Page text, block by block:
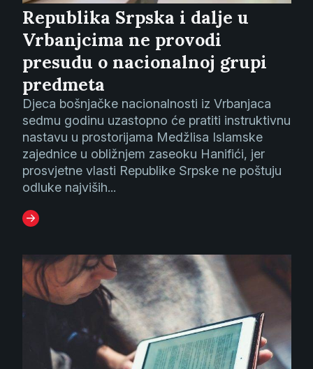
Republika Srpska i dalje u
Vrbanjcima ne provodi
presudu o nacionalnoj grupi
predmeta
Djeca bošnjačke nacionalnosti iz Vrbanjaca
sedmu godinu uzastopno će pratiti instruktivnu
nastavu u prostorijama Medžlisa Islamske
zajednice u obližnjem zaseoku Hanifići, jer
prosvjetne vlasti Republike Srpske ne poštuju
odluke najviših...